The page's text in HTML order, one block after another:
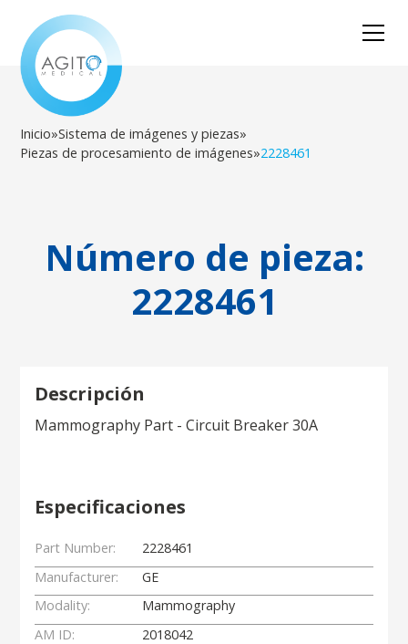
Inicio»Sistema de imágenes y piezas»
Piezas de procesamiento de imágenes»2228461
Número de pieza:
2228461
Descripción
Mammography Part - Circuit Breaker 30A
Especificaciones
Part Number:
2228461
Manufacturer:
GE
Modality:
Mammography
AM ID:
2018042